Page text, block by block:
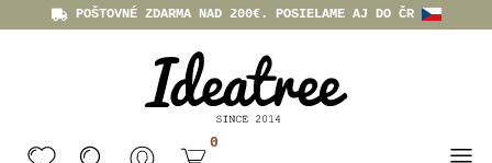
POŠTOVNÉ ZDARMA NAD 200€. POSIELAME AJ DO ČR
0